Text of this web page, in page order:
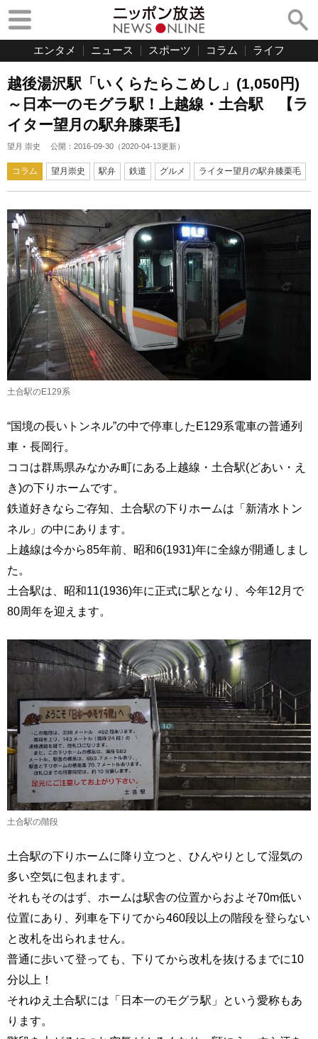
エンタメ ニュース スポーツ コラム ライフ
越後湯沢駅「いくらたらこめし」(1,050円)
～日本一のモグラ駅！上越線・土合駅 【ラ
イター望月の駅弁膝栗毛】
望月 崇史 公開： 2016-09-30 （2020-04-13更新）
コラム 望月崇史 駅弁 鉄道 グルメ ライター望月の駅弁膝栗毛
土合駅のE129系
“国境の長いトンネル”の中で停車したE129系電車の普通列
車・長岡行。
ココは群馬県みなかみ町にある上越線・土合駅(どあい・え
き)の下りホームです。
鉄道好きならご存知、土合駅の下りホームは「新清水トン
ネル」の中にあります。
上越線は今から85年前、昭和6(1931)年に全線が開通しまし
た。
土合駅は、昭和11(1936)年に正式に駅となり、今年12月で
80周年を迎えます。
土合駅の階段
土合駅の下りホームに降り立つと、ひんやりとして湿気の
多い空気に包まれます。
それもそのはず、ホームは駅舎の位置からおよそ70m低い
位置にあり、列車を下りてから460段以上の階段を登らない
と改札を出られません。
普通に歩いて登っても、下りてから改札を抜けるまでに10
分以上！
それゆえ土合駅には「日本一のモグラ駅」という愛称もあ
ります。